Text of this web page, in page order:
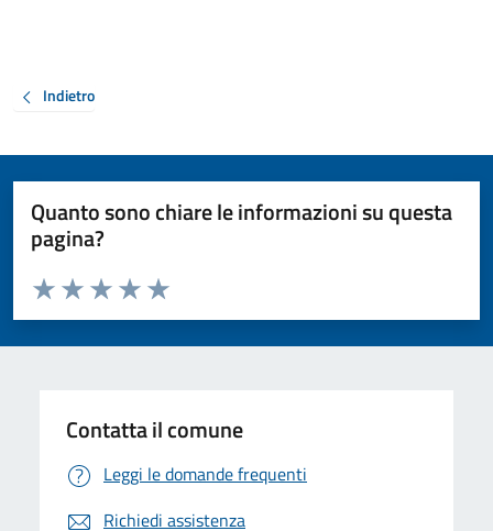
Indietro
Quanto sono chiare le informazioni su questa
pagina?
Valuta da 1 a 5 stelle la pagina
Valuta 5 stelle su 5
Valuta 4 stelle su 5
Valuta 3 stelle su 5
Valuta 2 stelle su 5
Valuta 1 stelle su 5
Contatta il comune
Leggi le domande frequenti
Richiedi assistenza